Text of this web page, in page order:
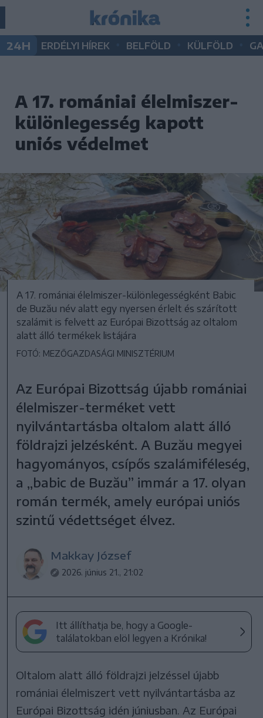
24H ERDÉLYI HÍREK BELFÖLD KÜLFÖLD
A 17. romániai élelmiszer-
különlegesség kapott
uniós védelmet
A 17. romániai élelmiszer-különlegességként Babic
de Buzău név alatt egy nyersen érlelt és szárított
szalámit is felvett az Európai Bizottság az oltalom
alatt álló termékek listájára
FOTÓ: MEZŐGAZDASÁGI MINISZTÉRIUM
Az Európai Bizottság újabb romániai
élelmiszer-terméket vett
nyilvántartásba oltalom alatt álló
földrajzi jelzésként. A Buzău megyei
hagyományos, csípős szalámiféleség,
a „babic de Buzău” immár a 17. olyan
román termék, amely európai uniós
szintű védettséget élvez.
Makkay József
2026. június 21., 21:02
Itt állíthatja be, hogy a Google-
találatokban elöl legyen a Krónika!
Oltalom alatt álló földrajzi jelzéssel újabb
romániai élelmiszert vett nyilvántartásba az
Európai Bizottság idén júniusban. Az Európai